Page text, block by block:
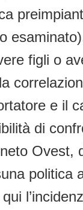
figli o
e il
di
Ovest,
politica